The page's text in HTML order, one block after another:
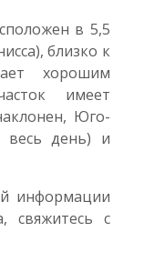
в 5,5
близко к
хорошим
имеет
Юго-
весь день) и
информации
свяжитесь с